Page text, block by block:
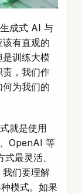
成式 AI 与
有直观的
训练大模
责，我们作
为我们的
就是使用
OpenAI 等
最灵活、
我们要理解
模式。如果